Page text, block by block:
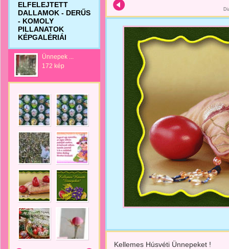
ELFELEJTETT
DALLAMOK - DERŰS
- KOMOLY
PILLANATOK
KÉPGALÉRIÁI
Ünnepek ...
172 kép
Kellemes Húsvéti Ünnepeket !